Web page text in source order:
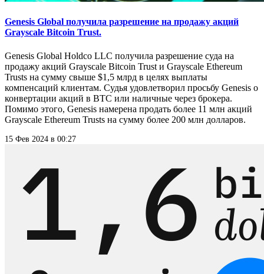
Genesis Global получила разрешение на продажу акций
Grayscale Bitcoin Trust.
Genesis Global Holdco LLC получила разрешение суда на
продажу акций Grayscale Bitcoin Trust и Grayscale Ethereum
Trusts на сумму свыше $1,5 млрд в целях выплаты
компенсаций клиентам. Судья удовлетворил просьбу Genesis о
конвертации акций в BTC или наличные через брокера.
Помимо этого, Genesis намерена продать более 11 млн акций
Grayscale Ethereum Trusts на сумму более 200 млн долларов.
15 Фев 2024 в 00:27